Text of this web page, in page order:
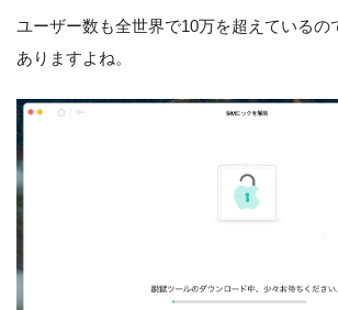
ユーザー数も全世界で10万を超えているの
ありますよね。